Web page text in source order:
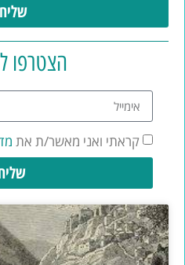
הצטרפו
קראתי ואני מאשר/ת את